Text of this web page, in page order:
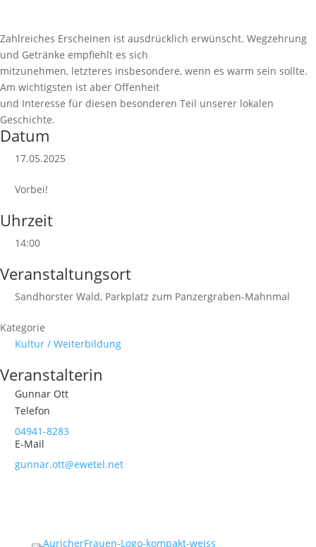
Zahlreiches Erscheinen ist ausdrücklich erwünscht. Wegzehrung
und Getränke empfiehlt es sich
mitzunehmen, letzteres insbesondere, wenn es warm sein sollte.
Am wichtigsten ist aber Offenheit
und Interesse für diesen besonderen Teil unserer lokalen
Geschichte.
Datum
17.05.2025
Vorbei!
Uhrzeit
14:00
Veranstaltungsort
Sandhorster Wald, Parkplatz zum Panzergraben-Mahnmal
Kategorie
Kultur / Weiterbildung
Veranstalterin
Gunnar Ott
Telefon
04941-8283
E-Mail
gunnar.ott@ewetel.net